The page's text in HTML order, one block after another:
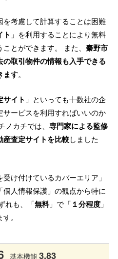
考慮して計算することは困難
ト 」を利用することにより無料
とができます。 また、 秦野市
取引物件の情報も入手できる
ます。
サイト 」といっても十数社の企
ービスを利用すればいいのか
カチでは、 専門家による監修
産査定サイトを比較しました
け付けているカバーエリア」
個人情報保護」の観点から特に
れも、「無料」で「 １分程度 」
。